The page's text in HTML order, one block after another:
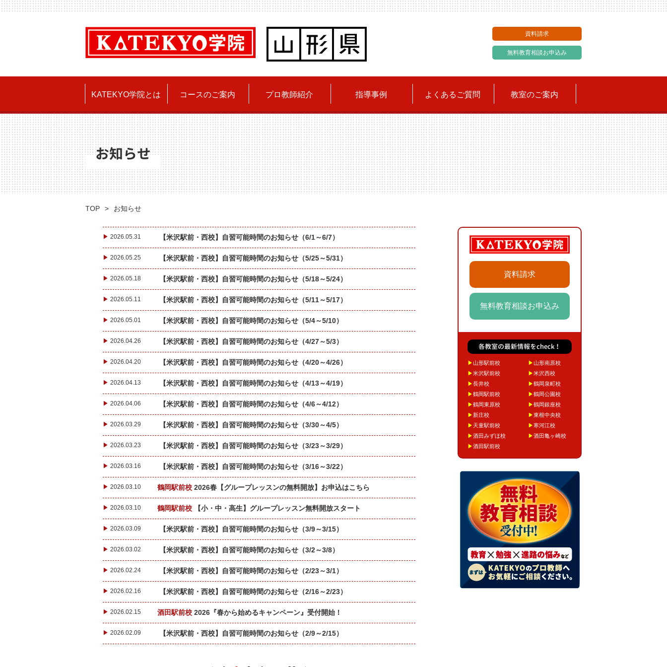
資料請求
無料教育相談お申込み
KATEKYO学院とは コースのご案内 プロ教師紹介 指導事例 よくあるご質問 教室のご案内
お知らせ
TOP お知らせ
▶ 2026.05.31 【米沢駅前・西校】自習可能時間のお知らせ（6/1～6/7）
▶ 2026.05.25 【米沢駅前・西校】自習可能時間のお知らせ（5/25～5/31）
▶ 2026.05.18 【米沢駅前・西校】自習可能時間のお知らせ（5/18～5/24）
▶ 2026.05.11 【米沢駅前・西校】自習可能時間のお知らせ（5/11～5/17）
▶ 2026.05.01 【米沢駅前・西校】自習可能時間のお知らせ（5/4～5/10）
▶ 2026.04.26 【米沢駅前・西校】自習可能時間のお知らせ（4/27～5/3）
▶ 2026.04.20 【米沢駅前・西校】自習可能時間のお知らせ（4/20～4/26）
▶ 2026.04.13 【米沢駅前・西校】自習可能時間のお知らせ（4/13～4/19）
▶ 2026.04.06 【米沢駅前・西校】自習可能時間のお知らせ（4/6～4/12）
▶ 2026.03.29 【米沢駅前・西校】自習可能時間のお知らせ（3/30～4/5）
▶ 2026.03.23 【米沢駅前・西校】自習可能時間のお知らせ（3/23～3/29）
▶ 2026.03.16 【米沢駅前・西校】自習可能時間のお知らせ（3/16～3/22）
▶ 2026.03.10 鶴岡駅前校 2026春【グループレッスンの無料開放】お申込はこちら
▶ 2026.03.10 鶴岡駅前校 【小・中・高生】グループレッスン無料開放スタート
▶ 2026.03.09 【米沢駅前・西校】自習可能時間のお知らせ（3/9～3/15）
▶ 2026.03.02 【米沢駅前・西校】自習可能時間のお知らせ（3/2～3/8）
▶ 2026.02.24 【米沢駅前・西校】自習可能時間のお知らせ（2/23～3/1）
▶ 2026.02.16 【米沢駅前・西校】自習可能時間のお知らせ（2/16～2/23）
▶ 2026.02.15 酒田駅前校 2026『春から始めるキャンペーン』受付開始！
▶ 2026.02.09 【米沢駅前・西校】自習可能時間のお知らせ（2/9～2/15）
資料請求
無料教育相談お申込み
各教室の最新情報をcheck！
▶山形駅前校 ▶山形南原校
▶米沢駅前校 ▶米沢西校
▶長井校 ▶鶴岡泉町校
▶鶴岡駅前校 ▶鶴岡公園校
▶鶴岡東原校 ▶鶴岡銀座校
▶ 新庄校 ▶東根中央校
▶ 天童駅前校 ▶寒河江校
▶酒田みずほ校 ▶酒田亀ヶ崎校
▶酒田駅前校